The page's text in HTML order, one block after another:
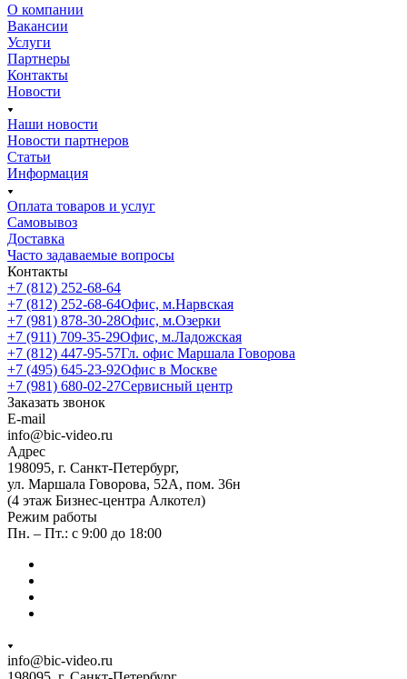
О компании
Вакансии
Услуги
Партнеры
Контакты
Новости
Наши новости
Новости партнеров
Статьи
Информация
Оплата товаров и услуг
Самовывоз
Доставка
Часто задаваемые вопросы
Контакты
+7 (812) 252-68-64
+7 (812) 252-68-64Офис, м.Нарвская
+7 (981) 878-30-28Офис, м.Озерки
+7 (911) 709-35-29Офис, м.Ладожская
+7 (812) 447-95-57Гл. офис Маршала Говорова
+7 (495) 645-23-92Офис в Москве
+7 (981) 680-02-27Сервисный центр
Заказать звонок
E-mail
info@bic-video.ru
Адрес
198095, г. Санкт-Петербург,
ул. Маршала Говорова, 52А, пом. 36н
(4 этаж Бизнес-центра Алкотел)
Режим работы
Пн. – Пт.: с 9:00 до 18:00
info@bic-video.ru